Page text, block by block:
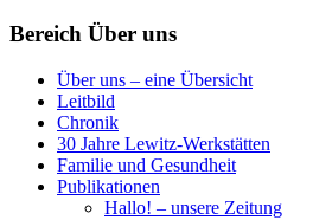
Bereich Über uns
Über uns – eine Übersicht
Leitbild
Chronik
30 Jahre Lewitz-Werkstätten
Familie und Gesundheit
Publikationen
Hallo! – unsere Zeitung